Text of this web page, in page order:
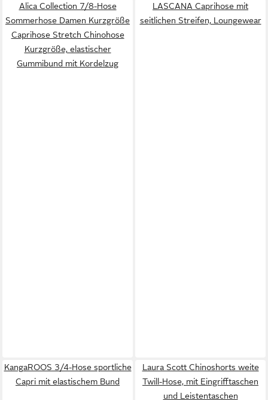
Alica Collection 7/8-Hose
Sommerhose Damen Kurzgröße
Caprihose Stretch Chinohose
Kurzgröße, elastischer
Gummibund mit Kordelzug
LASCANA Caprihose mit
seitlichen Streifen, Loungewear
KangaROOS 3/4-Hose sportliche
Capri mit elastischem Bund
Laura Scott Chinoshorts weite
Twill-Hose, mit Eingrifftaschen
und Leistentaschen